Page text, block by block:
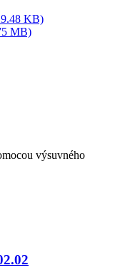
KB)
MB)
výsuvného